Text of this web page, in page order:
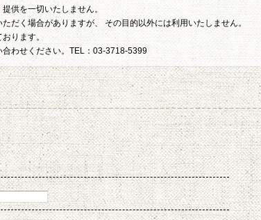
供を一切いたしません。
だく場合がありますが、 その目的以外には利用いたしません。
ります。
わせください。TEL：03-3718-5399